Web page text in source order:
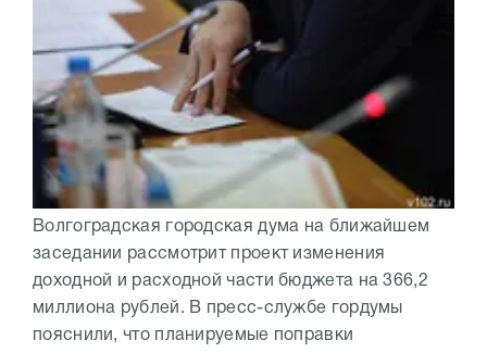
Волгоградская городская дума на ближайшем
заседании рассмотрит проект изменения
доходной и расходной части бюджета на 366,2
миллиона рублей. В пресс-службе гордумы
пояснили, что планируемые поправки